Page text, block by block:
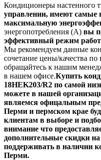
Кондиционеры настенного
управлении, имеют самые
максимальную
энергопотребления (А) вы
эффективный режим
Мы рекомендуем данные
сочетание цены/качества
обращайтесь к нашим
в нашем офисе.Купить
18HEK203/R2 по самой
можете в нашей
являемся офицальным
Перми и пермском крае
клиентам в выборе и
внимание что
дополнительные скидки
поддерживать в наличии
Перми.